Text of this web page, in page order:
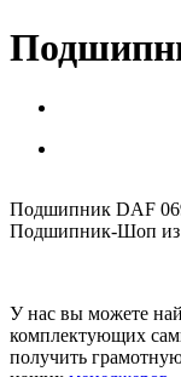
Подшипник DAF
Подшипник-Шоп из
У нас вы можете
комплектующих
получить